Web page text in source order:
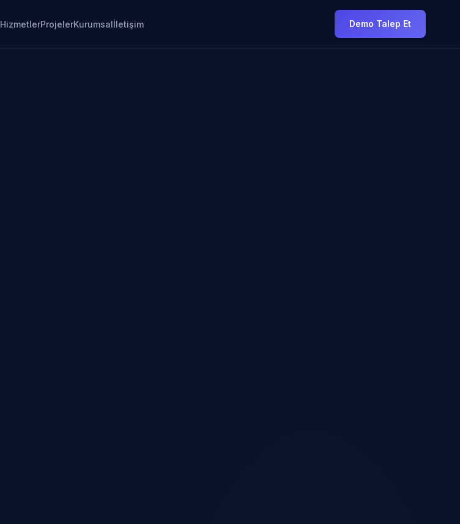
HizmetlerProjelerKurumsalİletişim Demo Talep Et